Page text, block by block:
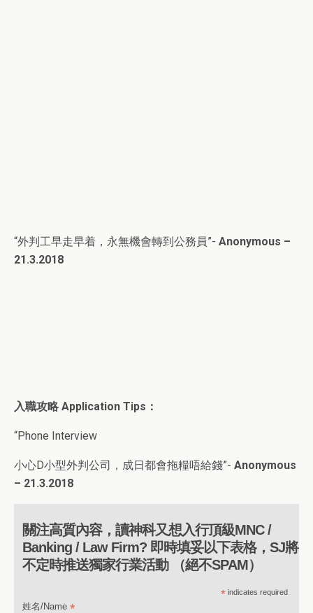
“外判工早走早着，永無機會轉到公務員”- Anonymous –
21.3.2018
入職攻略 Application Tips ：
“Phone Interview
小心D小型外判公司，成日都會拖糧唔給錢”- Anonymous
– 21.3.2018
關注高質內容，讀神科又想入行頂級MNC /
Banking / Law Firm? 即時填妥以下表格，SJ將
不定時推送獨家行業活動 （絕不SPAM）
* indicates required
姓名/Name*